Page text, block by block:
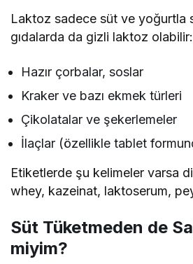
Laktoz sadece süt ve yoğurtla
gıdalarda da gizli laktoz olabilir:
Hazır çorbalar, soslar
Kraker ve bazı ekmek türleri
Çikolatalar ve şekerlemeler
İlaçlar (özellikle tablet
Etiketlerde şu kelimeler varsa
whey, kazeinat, laktoserum,
Süt Tüketmeden de
miyim?